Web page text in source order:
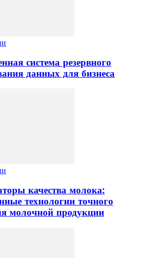
система резервного
данных для бизнеса
качества молока:
технологии точного
молочной продукции